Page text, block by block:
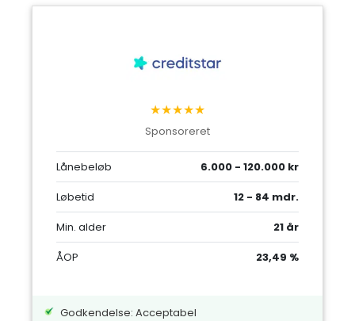
★★★★★
Sponsoreret
Lånebeløb
6.000 - 120.000 kr
Løbetid
12 - 84 mdr.
Min. alder
21 år
ÅOP
23,49 %
Godkendelse: Acceptabel